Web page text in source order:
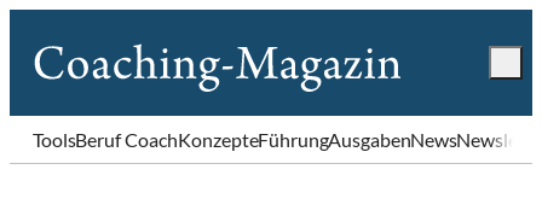
ToolsBeruf CoachKonzepteFührungAusgabenNews